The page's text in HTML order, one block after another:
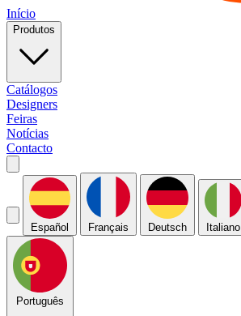
Início
Produtos
Catálogos
Designers
Feiras
Notícias
Contacto
Español Français Deutsch Italiano
Português